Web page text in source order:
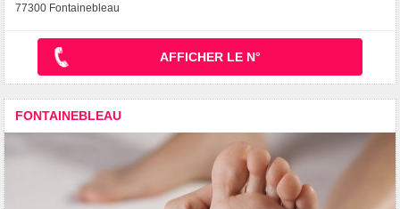
77300 Fontainebleau
AFFICHER LE N°
FONTAINEBLEAU